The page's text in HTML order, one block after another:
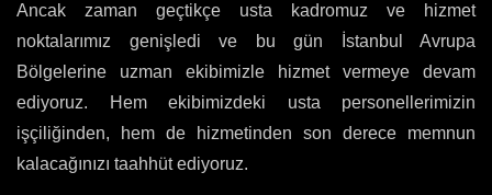
Ancak zaman geçtikçe usta kadromuz ve hizmet
noktalarımız genişledi ve bu gün İstanbul Avrupa
Bölgelerine uzman ekibimizle hizmet vermeye devam
ediyoruz. Hem ekibimizdeki usta personellerimizin
işçiliğinden, hem de hizmetinden son derece memnun
kalacağınızı taahhüt ediyoruz.